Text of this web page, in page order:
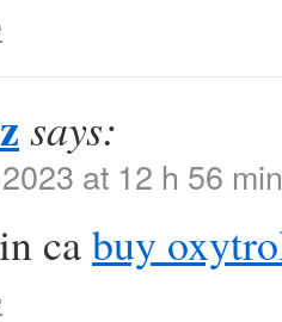
says:
at 12 h 56 min
cabuy